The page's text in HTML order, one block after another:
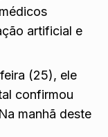
artificial e
(25), ele
confirmou
manhã deste